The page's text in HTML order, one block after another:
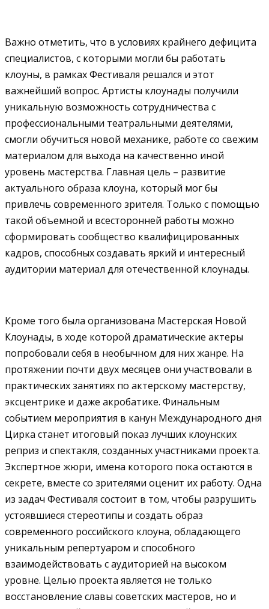
Важно отметить, что в условиях крайнего дефицита
специалистов, с которыми могли бы работать
клоуны, в рамках Фестиваля решался и этот
важнейший вопрос. Артисты клоунады получили
уникальную возможность сотрудничества с
профессиональными театральными деятелями,
смогли обучиться новой механике, работе со свежим
материалом для выхода на качественно иной
уровень мастерства. Главная цель – развитие
актуального образа клоуна, который мог бы
привлечь современного зрителя. Только с помощью
такой объемной и всесторонней работы можно
сформировать сообщество квалифицированных
кадров, способных создавать яркий и интересный
аудитории материал для отечественной клоунады.
Кроме того была организована Мастерская Новой
Клоунады, в ходе которой драматические актеры
попробовали себя в необычном для них жанре. На
протяжении почти двух месяцев они участвовали в
практических занятиях по актерскому мастерству,
эксцентрике и даже акробатике. Финальным
событием мероприятия в канун Международного дня
Цирка станет итоговый показ лучших клоунских
реприз и спектакля, созданных участниками проекта.
Экспертное жюри, имена которого пока остаются в
секрете, вместе со зрителями оценит их работу. Одна
из задач Фестиваля состоит в том, чтобы разрушить
устоявшиеся стереотипы и создать образ
современного российского клоуна, обладающего
уникальным репертуаром и способного
взаимодействовать с аудиторией на высоком
уровне. Целью проекта является не только
восстановление славы советских мастеров, но и